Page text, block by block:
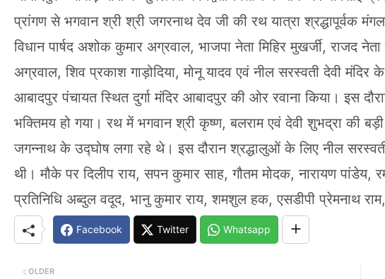
प्रांगण से भगवान श्री श्री जगरनाथ देव जी की रथ यात्रा श्रद्धापूर्वक
विधान पार्षद अशोक कुमार अग्रवाल, भाजपा नेता मिहिर मुखर्जी, राजद
अग्रवाल, शिव प्रकाश गाड़ोदिया, मोनू यादव एवं नील सरस्वती देवी
आबादपुर पंचायत स्थित दुर्गा मंदिर आबादपुर की ओर रवाना किया। इस
भक्तिमय हो गया। रथ में भगवान श्री कृष्ण, बलराम एवं देवी शुभद्रा की
जगन्नाथ के उद्घोष लगा रहे थे। इस दौरान श्रद्धालुओं के लिए नील
थी। मौके पर दिलीप राय, सपन कुमार साह, गौतम मोदक, नारायण पांडेय,
प्रतिनिधि अब्दुल वदूद, भानु कुमार राय, शमशुल हक, एसडीपी प्रेमनाथ
Facebook Twitter Whatsapp
OLDER